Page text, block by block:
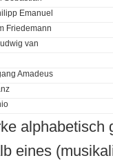
Emanuel
Friedemann
van
Amadeus
alphabetisch
eines